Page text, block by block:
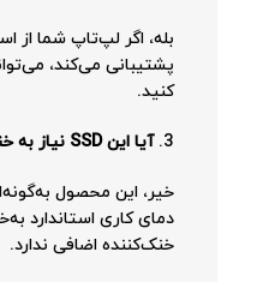
بله، اگر لپ‌تاپ شما از
کنید.
آیا اینSSD نیاز به
خیر، این محصول
دمای کاری استاندارد
خنک‌کننده اضافی ندارد.